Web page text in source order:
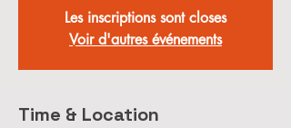
Les inscriptions sont closes
Voir d'autres événements
Time & Location